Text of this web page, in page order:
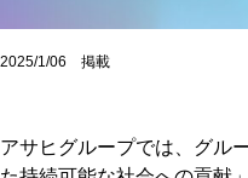
2025/1/06 掲載
アサヒグループでは、グル